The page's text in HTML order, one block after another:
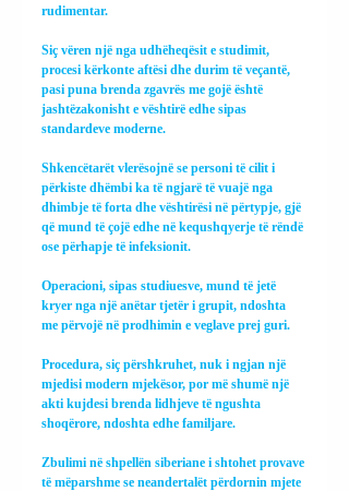
rudimentar.
Siç vëren një nga udhëheqësit e studimit,
procesi kërkonte aftësi dhe durim të veçantë,
pasi puna brenda zgavrës me gojë është
jashtëzakonisht e vështirë edhe sipas
standardeve moderne.
Shkencëtarët vlerësojnë se personi të cilit i
përkiste dhëmbi ka të ngjarë të vuajë nga
dhimbje të forta dhe vështirësi në përtypje, gjë
që mund të çojë edhe në kequshqyerje të rëndë
ose përhapje të infeksionit.
Operacioni, sipas studiuesve, mund të jetë
kryer nga një anëtar tjetër i grupit, ndoshta
me përvojë në prodhimin e veglave prej guri.
Procedura, siç përshkruhet, nuk i ngjan një
mjedisi modern mjekësor, por më shumë një
akti kujdesi brenda lidhjeve të ngushta
shoqërore, ndoshta edhe familjare.
Zbulimi në shpellën siberiane i shtohet provave
të mëparshme se neandertalët përdornin mjete